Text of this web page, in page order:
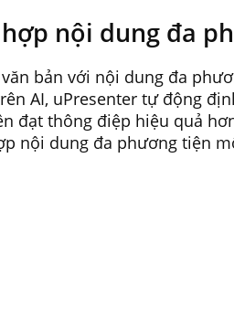
nội dung đa
bản với nội dung đa
AI, uPresenter tự động
đạt thông điệp hiệu quả
nội dung đa phương tiện